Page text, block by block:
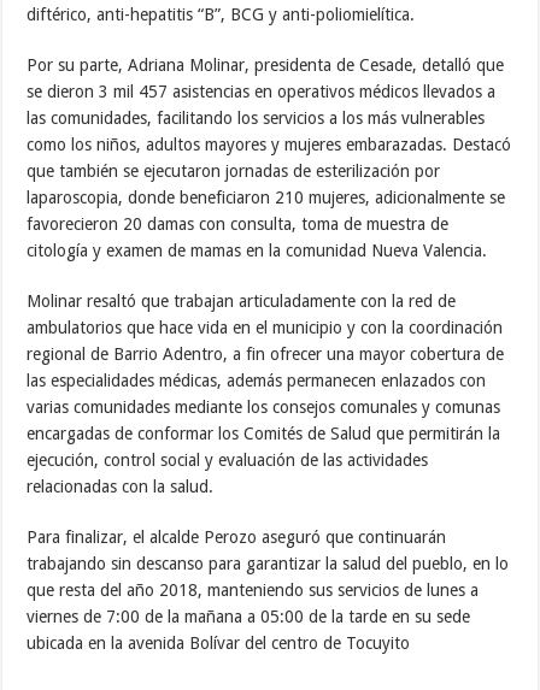
diftérico, anti-hepatitis “B”, BCG y anti-poliomielítica.
Por su parte, Adriana Molinar, presidenta de Cesade, detalló que
se dieron 3 mil 457 asistencias en operativos médicos llevados a
las comunidades, facilitando los servicios a los más vulnerables
como los niños, adultos mayores y mujeres embarazadas. Destacó
que también se ejecutaron jornadas de esterilización por
laparoscopia, donde beneficiaron 210 mujeres, adicionalmente se
favorecieron 20 damas con consulta, toma de muestra de
citología y examen de mamas en la comunidad Nueva Valencia.
Molinar resaltó que trabajan articuladamente con la red de
ambulatorios que hace vida en el municipio y con la coordinación
regional de Barrio Adentro, a fin ofrecer una mayor cobertura de
las especialidades médicas, además permanecen enlazados con
varias comunidades mediante los consejos comunales y comunas
encargadas de conformar los Comités de Salud que permitirán la
ejecución, control social y evaluación de las actividades
relacionadas con la salud.
Para finalizar, el alcalde Perozo aseguró que continuarán
trabajando sin descanso para garantizar la salud del pueblo, en lo
que resta del año 2018, manteniendo sus servicios de lunes a
viernes de 7:00 de la mañana a 05:00 de la tarde en su sede
ubicada en la avenida Bolívar del centro de Tocuyito